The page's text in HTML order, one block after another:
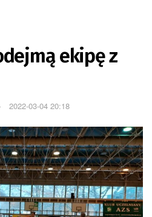
ekipę z
2022-03-04 20:18